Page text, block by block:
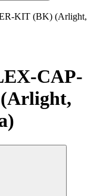
KIT (BK) (Arlight,
CAP-